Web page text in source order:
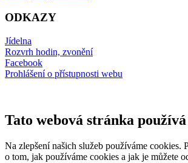
ODKAZY
Jídelna
Rozvrh hodin, zvonění
Facebook
Prohlášení o přístupnosti webu
Tato webová stránka
Na zlepšení našich služeb používáme cookies.
o tom, jak používáme cookies a jak je můžete